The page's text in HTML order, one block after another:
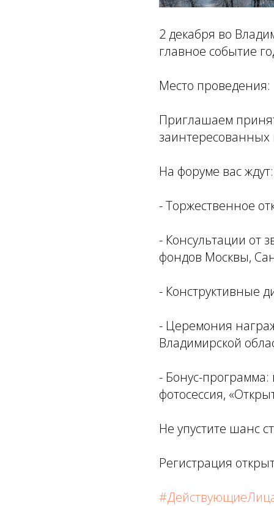
2 декабря во
главное событие
Место проведения:
Приглашаем
На форуме вас ждут:
- Торжественное
- Консультации от
фондов Москвы,
- Конструктивные
- Церемония
Владимирской
- Бонус-
фотосессия,
Не упустите шанс
Регистрация